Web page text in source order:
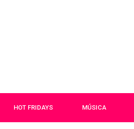
HOT FRIDAYS MÚSICA